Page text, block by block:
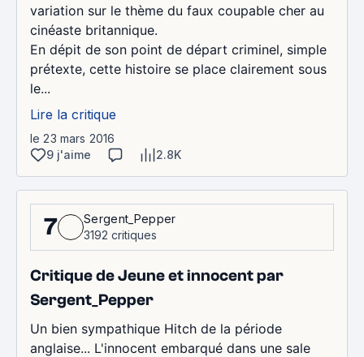
variation sur le thème du faux coupable cher au
cinéaste britannique.
En dépit de son point de départ criminel, simple
prétexte, cette histoire se place clairement sous
le...
Lire la critique
le 23 mars 2016
9 j'aime
2.8K
7
Sergent_Pepper
3192 critiques
Critique de Jeune et innocent par
Sergent_Pepper
Un bien sympathique Hitch de la période
anglaise... L'innocent embarqué dans une sale